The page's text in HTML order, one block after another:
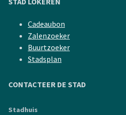
Cadeaubon
Zalenzoeker
Buurtzoeker
Stadsplan
CONTACTEER DE STAD
Stadhuis